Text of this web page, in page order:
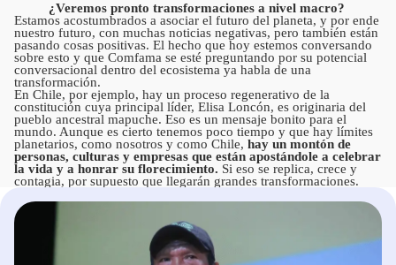
¿Veremos pronto transformaciones a nivel macro?
Estamos acostumbrados a asociar el futuro del planeta, y por ende
nuestro futuro, con muchas noticias negativas, pero también están
pasando cosas positivas. El hecho que hoy estemos conversando
sobre esto y que Comfama se esté preguntando por su potencial
conversacional dentro del ecosistema ya habla de una
transformación.
En Chile, por ejemplo, hay un proceso regenerativo de la
constitución cuya principal líder, Elisa Loncón, es originaria del
pueblo ancestral mapuche. Eso es un mensaje bonito para el
mundo. Aunque es cierto tenemos poco tiempo y que hay límites
planetarios, como nosotros y como Chile, hay un montón de
personas, culturas y empresas que están apostándole a celebrar
la vida y a honrar su florecimiento. Si eso se replica, crece y
contagia, por supuesto que llegarán grandes transformaciones.